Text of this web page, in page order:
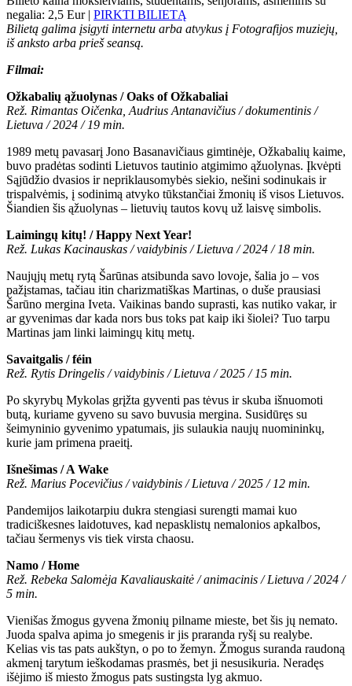
negalia: 2,5 Eur | PIRKTI BILIETĄ
Bilietą galima įsigyti internetu arba atvykus į Fotografijos muziejų,
iš anksto arba prieš seansą.
Filmai:
Ožkabalių ąžuolynas / Oaks of Ožkabaliai
Rež. Rimantas Oičenka, Audrius Antanavičius / dokumentinis /
Lietuva / 2024 / 19 min.
1989 metų pavasarį Jono Basanavičiaus gimtinėje, Ožkabalių kaime,
buvo pradėtas sodinti Lietuvos tautinio atgimimo ąžuolynas. Įkvėpti
Sąjūdžio dvasios ir nepriklausomybės siekio, nešini sodinukais ir
trispalvėmis, į sodinimą atvyko tūkstančiai žmonių iš visos Lietuvos.
Šiandien šis ąžuolynas – lietuvių tautos kovų už laisvę simbolis.
Laimingų kitų! / Happy Next Year!
Rež. Lukas Kacinauskas / vaidybinis / Lietuva / 2024 / 18 min.
Naujųjų metų rytą Šarūnas atsibunda savo lovoje, šalia jo – vos
pažįstamas, tačiau itin charizmatiškas Martinas, o duše prausiasi
Šarūno mergina Iveta. Vaikinas bando suprasti, kas nutiko vakar, ir
ar gyvenimas dar kada nors bus toks pat kaip iki šiolei? Tuo tarpu
Martinas jam linki laimingų kitų metų.
Savaitgalis / féin
Rež. Rytis Dringelis / vaidybinis / Lietuva / 2025 / 15 min.
Po skyrybų Mykolas grįžta gyventi pas tėvus ir skuba išnuomoti
butą, kuriame gyveno su savo buvusia mergina. Susidūręs su
šeimyninio gyvenimo ypatumais, jis sulaukia naujų nuomininkų,
kurie jam primena praeitį.
Išnešimas / A Wake
Rež. Marius Pocevičius / vaidybinis / Lietuva / 2025 / 12 min.
Pandemijos laikotarpiu dukra stengiasi surengti mamai kuo
tradiciškesnes laidotuves, kad nepasklistų nemalonios apkalbos,
tačiau šermenys vis tiek virsta chaosu.
Namo / Home
Rež. Rebeka Salomėja Kavaliauskaitė / animacinis / Lietuva / 2024 /
5 min.
Vienišas žmogus gyvena žmonių pilname mieste, bet šis jų nemato.
Juoda spalva apima jo smegenis ir jis praranda ryšį su realybe.
Kelias vis tas pats aukštyn, o po to žemyn. Žmogus suranda raudoną
akmenį tarytum ieškodamas prasmės, bet ji nesusikuria. Neradęs
išėjimo iš miesto žmogus pats sustingsta lyg akmuo.